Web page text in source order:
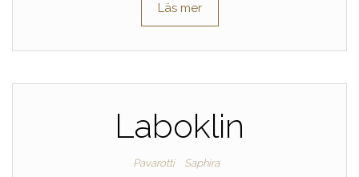
Läs mer
Laboklin
Pavarotti Saphira